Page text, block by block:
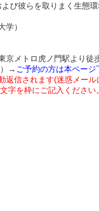
び彼らを取りまく生態
学）
メトロ虎ノ門駅より徒
）→ ご予約の方は本ページ
返信されます(迷惑メール
字を枠にご記入ください